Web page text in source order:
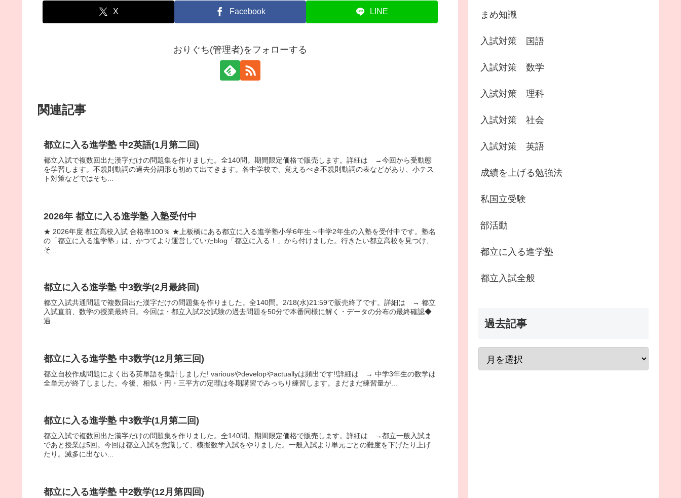
X Facebook LINE
おりぐち(管理者)をフォローする
関連記事
都立に入る進学塾 中2英語(1月第二回)
都立入試で複数回出た漢字だけの問題集を作りました。全140問。期間限定価格で販売します。詳細は →今回から受動態
を学習します。不規則動詞の過去分詞形も初めて出てきます。各中学校で、覚えるべき不規則動詞の表などがあり、小テス
ト対策などではそち...
2026年 都立に入る進学塾 入塾受付中
★ 2026年度 都立高校入試 合格率100％ ★上板橋にある都立に入る進学塾小学6年生～中学2年生の入塾を受付中です。塾名
の「都立に入る進学塾」は、かつてより運営していたblog「都立に入る！」から付けました。行きたい都立高校を見つけ、
そ...
都立に入る進学塾 中3数学(2月最終回)
都立入試共通問題で複数回出た漢字だけの問題集を作りました。全140問。2/18(水)21:59で販売終了です。詳細は → 都立
入試直前、数学の授業最終日。今回は・都立入試2次試験の過去問題を50分で本番同様に解く・データの分布の最終確認◆
過...
都立に入る進学塾 中3数学(12月第三回)
都立自校作成問題によく出る英単語を集計しました! variousやdevelopやactuallyは頻出です!!詳細は → 中学3年生の数学は
全単元が終了しました。今後、相似・円・三平方の定理は冬期講習でみっちり練習します。まだまだ練習量が...
都立に入る進学塾 中3数学(1月第二回)
都立入試で複数回出た漢字だけの問題集を作りました。全140問。期間限定価格で販売します。詳細は →都立一般入試ま
であと授業は5回。今回は都立入試を意識して、模擬数学入試をやりました。一般入試より単元ごとの難度を下げたり上げ
たり。滅多に出ない...
都立に入る進学塾 中2数学(12月第四回)
まめ知識
入試対策 国語
入試対策 数学
入試対策 理科
入試対策 社会
入試対策 英語
成績を上げる勉強法
私国立受験
部活動
都立に入る進学塾
都立入試全般
過去記事